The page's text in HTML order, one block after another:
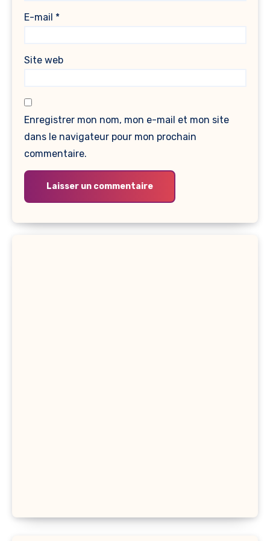
E-mail *
Site web
Enregistrer mon nom, mon e-mail et mon site
dans le navigateur pour mon prochain
commentaire.